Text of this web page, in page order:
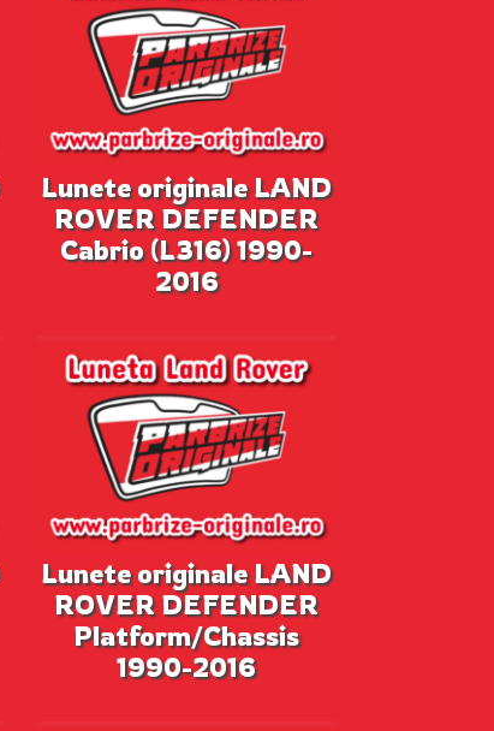
Lunete originale LAND
ROVER DEFENDER
Cabrio (L316) 1990-
2016
Lunete originale LAND
ROVER DEFENDER
Platform/Chassis
1990-2016